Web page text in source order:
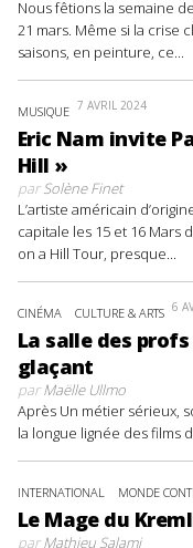
Nous fêtions la semaine
21 mars. Même si la crise
saisons, en peinture, ce...
MUSIQUE 7 AVRIL 2024
Eric Nam invite
Hill »
parSolène Finet
L’artiste américain
capitale les 15 et 16 Mars
on a Hill Tour, presque...
CINÉMA CULTURE & ARTS 6
La salle des
glaçant
parMaëlle Ullmo
Après Un métier sérieux,
la longue lignée des films
INTERNATIONAL MONDE
Le Mage du
parMathieu Salami